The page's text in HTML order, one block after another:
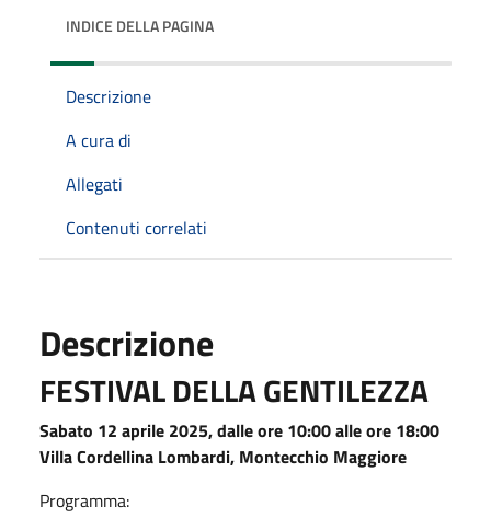
INDICE DELLA PAGINA
Descrizione
A cura di
Allegati
Contenuti correlati
Descrizione
FESTIVAL DELLA GENTILEZZA
Sabato 12 aprile 2025, dalle ore 10:00 alle ore 18:00
Villa Cordellina Lombardi, Montecchio Maggiore
Programma: